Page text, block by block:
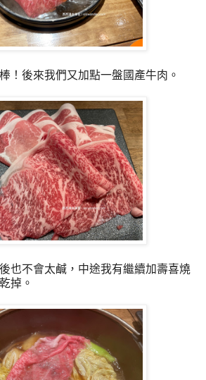
！後來我們又加點一盤國產牛肉。
也不會太鹹，中途我有繼續加壽喜燒
掉。